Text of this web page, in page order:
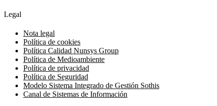
Legal
Nota legal
Política de cookies
Política Calidad Nunsys Group
Política de Medioambiente
Política de privacidad
Política de Seguridad
Modelo Sistema Integrado de Gestión Sothis
Canal de Sistemas de Información